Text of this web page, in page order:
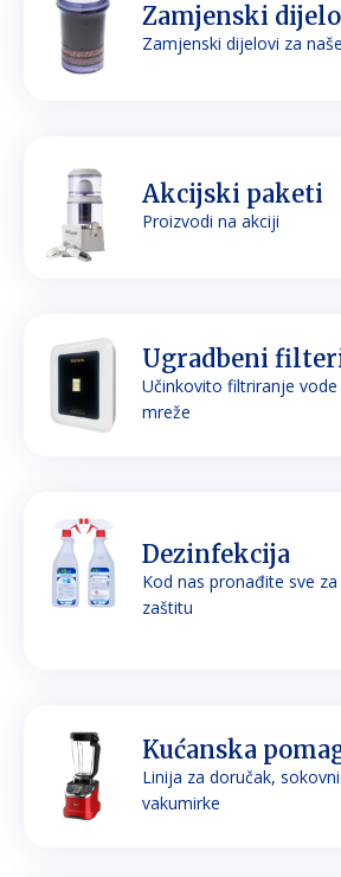
Zamjenski
Zamjenski dijelovi za
Akcijski paketi
Proizvodi na akciji
Ugradbeni
Učinkovito filtriranje
mreže
Dezinfekcija
Kod nas pronađite sve
zaštitu
Kućanska
Linija za doručak,
vakumirke